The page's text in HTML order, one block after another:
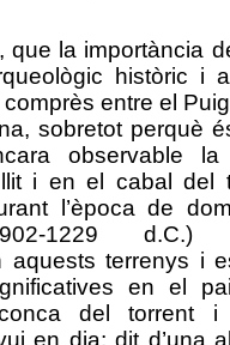
, que la importància
històric i
comprès entre el
sobretot perquè
observable
lliti en el cabal del
l’època de
1229
aquests terrenys i
en el
deltorrent i
en dia;dit d’una